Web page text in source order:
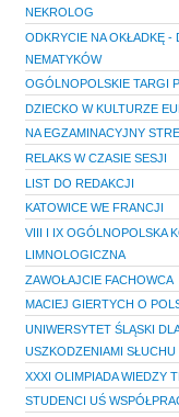
NEKROLOG
ODKRYCIE NA OKŁADKĘ -
NEMATYKÓW
OGÓLNOPOLSKIE TARGI
DZIECKO W KULTURZE
NA EGZAMINACYJNY
RELAKS W CZASIE SESJI
LIST DO REDAKCJI
KATOWICE WE FRANCJI
VIII I IX OGÓLNOPOLSKA
LIMNOLOGICZNA
ZAWOŁAJCIE FACHOWCA
MACIEJ GIERTYCH O
UNIWERSYTET ŚLĄSKI
USZKODZENIAMI SŁUCHU
XXXI OLIMPIADA WIEDZY
STUDENCI UŚ